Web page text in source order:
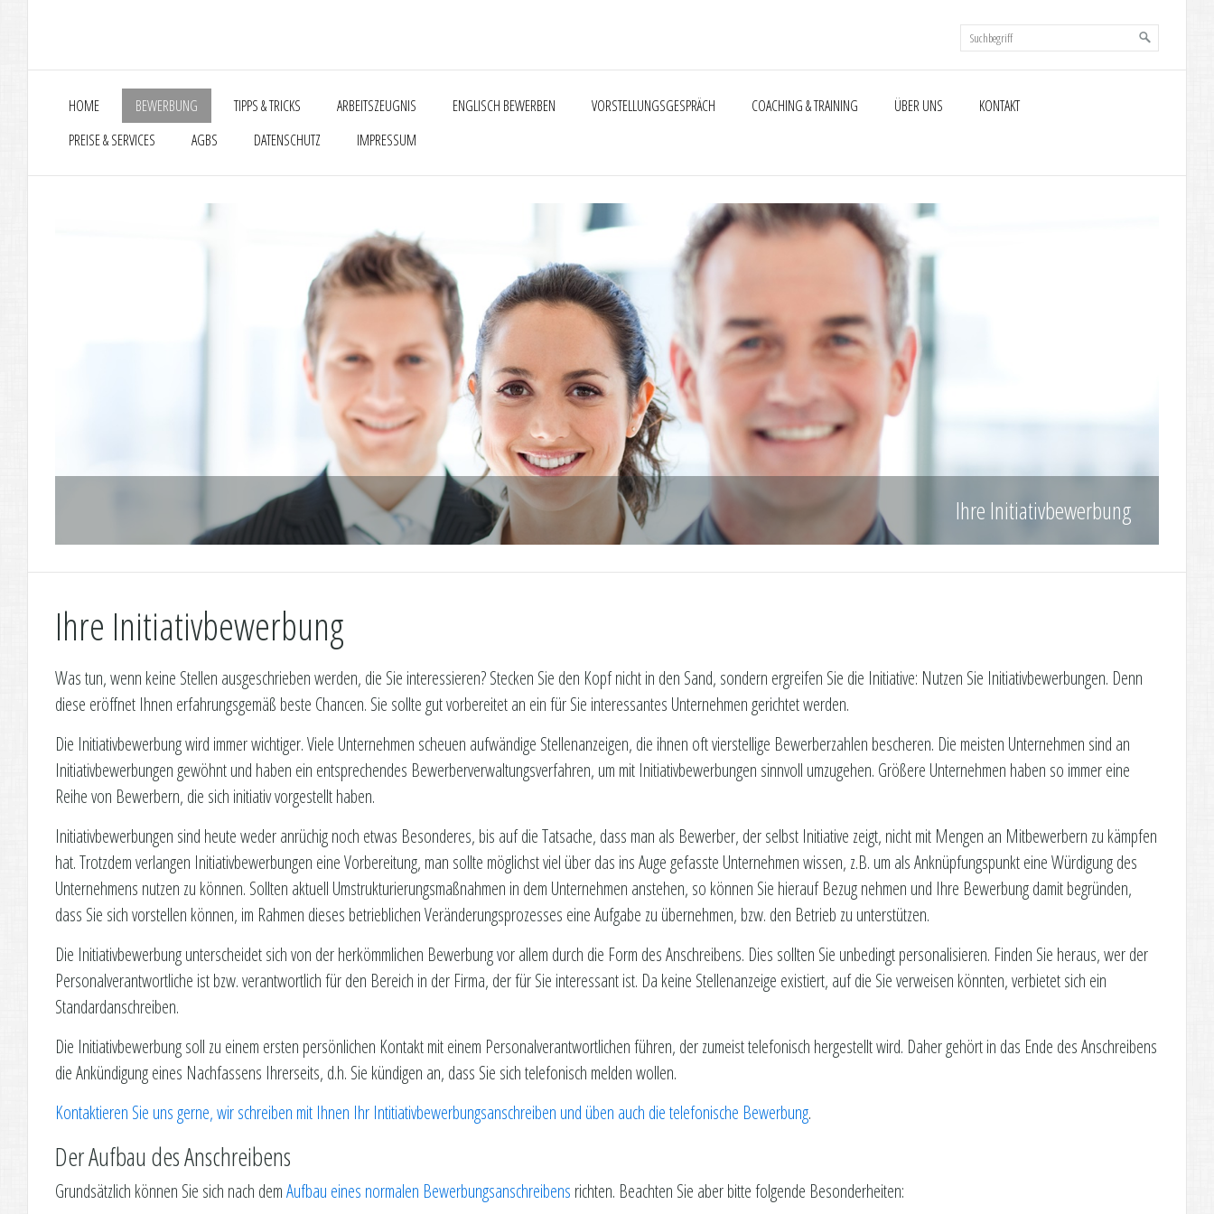
HOME BEWERBUNG TIPPS & TRICKS ARBEITSZEUGNIS ENGLISCH BEWERBEN VORSTELLUNGSGESPRÄCH COACHING & TRAINING ÜBER UNS
KONTAKT
PREISE & SERVICES
AGBS DATENSCHUTZ IMPRESSUM
Ihre Initiativbewerbung
Ihre Initiativbewerbung
Was tun, wenn keine Stellen ausgeschrieben werden, die Sie interessieren? Stecken Sie den Kopf nicht in den Sand, sondern ergreifen Sie die Initiative: Nutzen Sie Initiativbewerbungen. Denn
diese eröffnet Ihnen erfahrungsgemäß beste Chancen. Sie sollte gut vorbereitet an ein für Sie interessantes Unternehmen gerichtet werden.
Die Initiativbewerbung wird immer wichtiger. Viele Unternehmen scheuen aufwändige Stellenanzeigen, die ihnen oft vierstellige Bewerberzahlen bescheren. Die meisten Unternehmen sind an
Initiativbewerbungen gewöhnt und haben ein entsprechendes Bewerberverwaltungsverfahren, um mit Initiativbewerbungen sinnvoll umzugehen. Größere Unternehmen haben so immer eine
Reihe von Bewerbern, die sich initiativ vorgestellt haben.
Initiativbewerbungen sind heute weder anrüchig noch etwas Besonderes, bis auf die Tatsache, dass man als Bewerber, der selbst Initiative zeigt, nicht mit Mengen an Mitbewerbern zu kämpfen
hat. Trotzdem verlangen Initiativbewerbungen eine Vorbereitung, man sollte möglichst viel über das ins Auge gefasste Unternehmen wissen, z.B. um als Anknüpfungspunkt eine Würdigung des
Unternehmens nutzen zu können. Sollten aktuell Umstrukturierungsmaßnahmen in dem Unternehmen anstehen, so können Sie hierauf Bezug nehmen und Ihre Bewerbung damit begründen,
dass Sie sich vorstellen können, im Rahmen dieses betrieblichen Veränderungsprozesses eine Aufgabe zu übernehmen, bzw. den Betrieb zu unterstützen.
Die Initiativbewerbung unterscheidet sich von der herkömmlichen Bewerbung vor allem durch die Form des Anschreibens. Dies sollten Sie unbedingt personalisieren. Finden Sie heraus, wer der
Personalverantwortliche ist bzw. verantwortlich für den Bereich in der Firma, der für Sie interessant ist. Da keine Stellenanzeige existiert, auf die Sie verweisen könnten, verbietet sich ein
Standardanschreiben.
Die Initiativbewerbung soll zu einem ersten persönlichen Kontakt mit einem Personalverantwortlichen führen, der zumeist telefonisch hergestellt wird. Daher gehört in das Ende des Anschreibens
die Ankündigung eines Nachfassens Ihrerseits, d.h. Sie kündigen an, dass Sie sich telefonisch melden wollen.
Kontaktieren Sie uns gerne, wir schreiben mit Ihnen Ihr Intitiativbewerbungsanschreiben und üben auch die telefonische Bewerbung.
Der Aufbau des Anschreibens
Grundsätzlich können Sie sich nach demAufbau eines normalen Bewerbungsanschreibens richten. Beachten Sie aber bitte folgende Besonderheiten: